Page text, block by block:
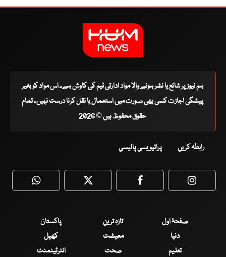
ہم نیوز پر شائع یا نشر ہونے والا مواد ادارتی ٹیم کی کاوش ہے۔ اس مواد کو بغیر
پیشگی اجازت کسی بھی صورت میں استعمال یا نقل کرنا درست نہیں۔ تمام
حقوق محفوظ ہیں © 2026
رابطہ کریں پرائیویسی پالیسی
WhatsApp Twitter Facebook
صفحۂ اول تازہ ترین
پاکستان
دنیا
معیشت
کھیل
تعلیم
صحت انٹرٹینمنٹ